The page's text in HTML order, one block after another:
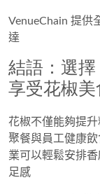
VenueChain 提供
達
結語：選擇
享受花椒美
花椒不僅能夠提
聚餐與員工健康
業可以輕鬆安排
足感